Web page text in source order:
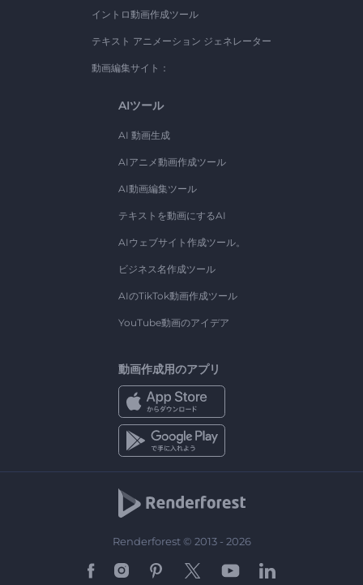
イントロ動画作成ツール
テキスト アニメーション ジェネレーター
動画編集サイト：
AIツール
AI 動画生成
AIアニメ動画作成ツール
AI動画編集ツール
テキストを動画にするAI
AIウェブサイト作成ツール。
ビジネス名作成ツール
AIのTikTok動画作成ツール
YouTube動画のアイデア
動画作成用のアプリ
Renderforest © 2013 - 2026